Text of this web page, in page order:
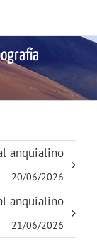
anquialino
20/06/2026
anquialino
21/06/2026